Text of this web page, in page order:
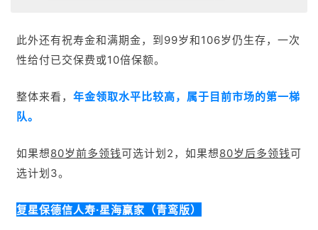
此外还有祝寿金和满期金，到99岁和106岁仍生存，一次
性给付已交保费或10倍保额。
整体来看， 年金领取水平比较高，属于目前市场的第一梯
队。
如果想80岁前多领钱可选计划2，如果想80岁后多领钱可
选计划3。
复星保德信人寿·星海赢家（青鸾版）